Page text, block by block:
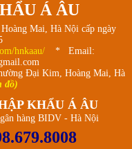
Á ÂU
Mai, Hà Nội cấp ngày
hnkaau/
* Email:
Đại Kim, Hoàng Mai, Hà
đồ)
KHẨU Á ÂU
hàng BIDV - Hà Nội